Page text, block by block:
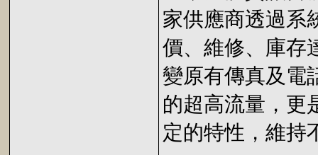
家供應商透過系
價、維修、庫存
變原有傳真及電
的超高流量，更
定的特性，維持